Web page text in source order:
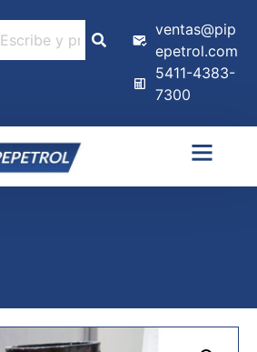
ventas@pip
epetrol.com
5411-4383-
7300